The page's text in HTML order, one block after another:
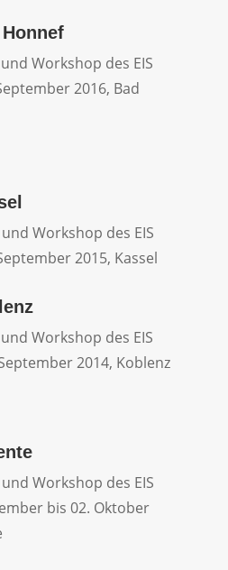
Workshop des EIS
2016, Bad
Workshop des EIS
2015, Kassel
Workshop des EIS
2014, Koblenz
Workshop des EIS
bis 02. Oktober